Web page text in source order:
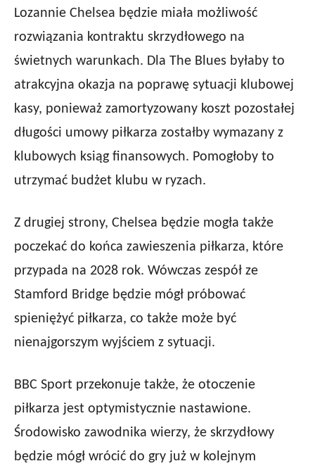
Lozannie Chelsea będzie miała możliwość
rozwiązania kontraktu skrzydłowego na
świetnych warunkach. Dla The Blues byłaby to
atrakcyjna okazja na poprawę sytuacji klubowej
kasy, ponieważ zamortyzowany koszt pozostałej
długości umowy piłkarza zostałby wymazany z
klubowych ksiąg finansowych. Pomogłoby to
utrzymać budżet klubu w ryzach.
Z drugiej strony, Chelsea będzie mogła także
poczekać do końca zawieszenia piłkarza, które
przypada na 2028 rok. Wówczas zespół ze
Stamford Bridge będzie mógł próbować
spieniężyć piłkarza, co także może być
nienajgorszym wyjściem z sytuacji.
BBC Sport przekonuje także, że otoczenie
piłkarza jest optymistycznie nastawione.
Środowisko zawodnika wierzy, że skrzydłowy
będzie mógł wrócić do gry już w kolejnym